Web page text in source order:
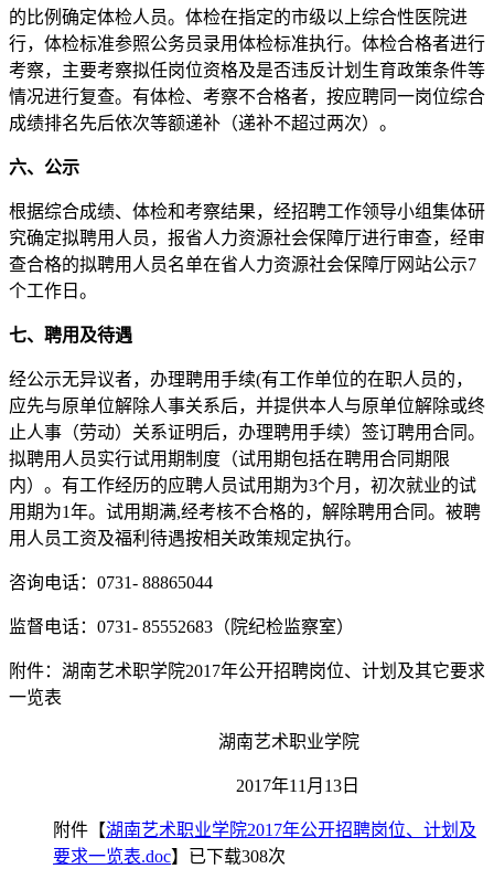
的比例确定体检人员。体检在指定的市级以上综合性医院进
行，体检标准参照公务员录用体检标准执行。体检合格者进行
考察，主要考察拟任岗位资格及是否违反计划生育政策条件等
情况进行复查。有体检、考察不合格者，按应聘同一岗位综合
成绩排名先后依次等额递补（递补不超过两次）。
六、公示
根据综合成绩、体检和考察结果，经招聘工作领导小组集体研
究确定拟聘用人员，报省人力资源社会保障厅进行审查，经审
查合格的拟聘用人员名单在省人力资源社会保障厅网站公示7
个工作日。
七、聘用及待遇
经公示无异议者，办理聘用手续(有工作单位的在职人员的，
应先与原单位解除人事关系后，并提供本人与原单位解除或终
止人事（劳动）关系证明后，办理聘用手续）签订聘用合同。
拟聘用人员实行试用期制度（试用期包括在聘用合同期限
内）。有工作经历的应聘人员试用期为3个月，初次就业的试
用期为1年。试用期满,经考核不合格的，解除聘用合同。被聘
用人员工资及福利待遇按相关政策规定执行。
咨询电话：0731- 88865044
监督电话：0731- 85552683（院纪检监察室）
附件：湖南艺术职学院2017年公开招聘岗位、计划及其它要求
一览表
湖南艺术职业学院
2017年11月13日
附件【湖南艺术职业学院2017年公开招聘岗位、计划及
要求一览表.doc】已下载308次